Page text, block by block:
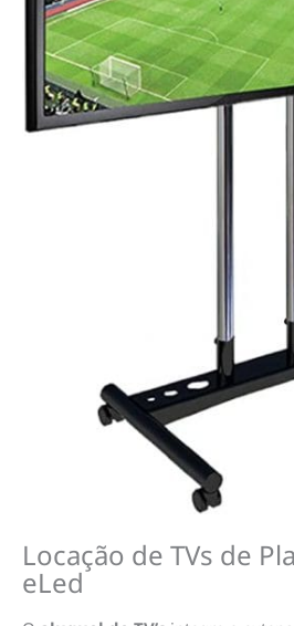
Locação de TVs de
eLed